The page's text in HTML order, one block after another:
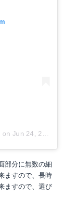
on Jun 24, 2017 at 1:19am PDT
部分に無数の細
ますので、長時
ますので、選び